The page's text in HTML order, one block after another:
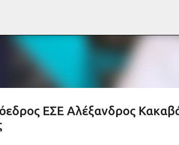
ΕΣΕ Αλέξανδρος